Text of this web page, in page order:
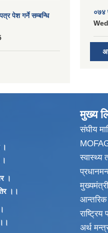
पेश गर्ने सम्बन्धि
०७४
।
।
।।
मुख्य
संघीय
स्वास्थ्य
आन्तरिक
अर्थ